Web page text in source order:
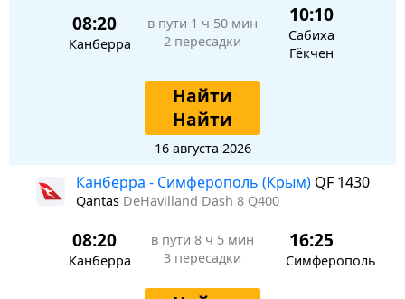
08:20
Канберра
в пути 1 ч 50 мин
2 пересадки
10:10
Сабиха
Гёкчен
Найти
Найти
16 августа 2026
Канберра - Симферополь (Крым) QF 1430
Qantas DeHavilland Dash 8 Q400
08:20
Канберра
в пути 8 ч 5 мин
3 пересадки
16:25
Симферополь